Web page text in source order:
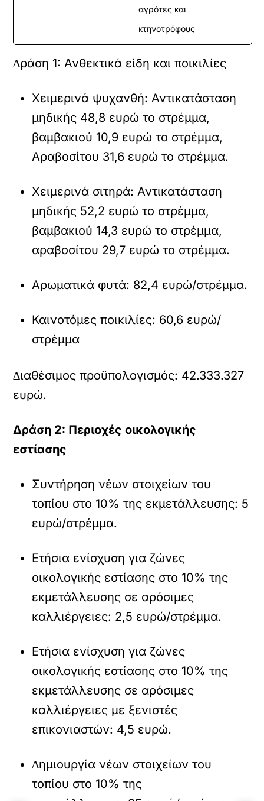
αγρότες και
κτηνοτρόφους
∆ράση 1: Ανθεκτικά είδη και ποικιλίες
Χειµερινά ψυχανθή: Αντικατάσταση
µηδικής 48,8 ευρώ το στρέµµα,
βαµβακιού 10,9 ευρώ το στρέµµα,
Αραβοσίτου 31,6 ευρώ το στρέµµα.
Χειµερινά σιτηρά: Αντικατάσταση
µηδικής 52,2 ευρώ το στρέµµα,
βαµβακιού 14,3 ευρώ το στρέµµα,
αραβοσίτου 29,7 ευρώ το στρέµµα.
Aρωµατικά φυτά: 82,4 ευρώ/στρέµµα.
Καινοτόµες ποικιλίες: 60,6 ευρώ/
στρέµµα
∆ιαθέσιµος προϋπολογισµός: 42.333.327
ευρώ.
∆ράση 2: Περιοχές οικολογικής
εστίασης
Συντήρηση νέων στοιχείων του
τοπίου στο 10% της εκµετάλλευσης: 5
ευρώ/στρέµµα.
Ετήσια ενίσχυση για ζώνες
οικολογικής εστίασης στο 10% της
εκµετάλλευσης σε αρόσιµες
καλλιέργειες: 2,5 ευρώ/στρέµµα.
Ετήσια ενίσχυση για ζώνες
οικολογικής εστίασης στο 10% της
εκµετάλλευσης σε αρόσιµες
καλλιέργειες µε ξενιστές
επικονιαστών: 4,5 ευρώ.
∆ηµιουργία νέων στοιχείων του
τοπίου στο 10% της